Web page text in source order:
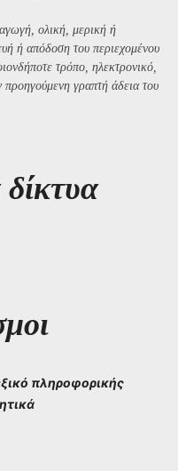
ολική, μερική ή
ή απόδοση του περιεχομένου
τρόπο, ηλεκτρονικό,
γραπτή άδεια του
πληροφορικής